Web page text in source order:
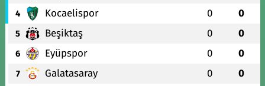
4 Kocaelispor 0 0
5 Beşiktaş 0 0
6 Eyüpspor 0 0
7 Galatasaray 0 0